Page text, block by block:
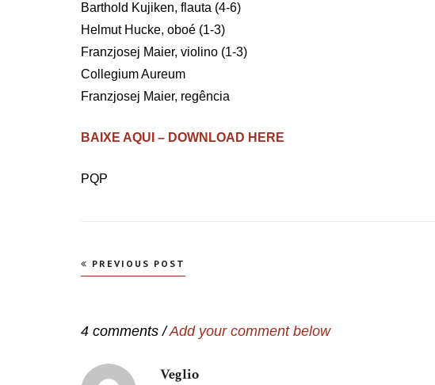
Barthold Kujiken, flauta (4-6)
Helmut Hucke, oboé (1-3)
Franzjosej Maier, violino (1-3)
Collegium Aureum
Franzjosej Maier, regência
BAIXE AQUI – DOWNLOAD HERE
PQP
Navegação
PREVIOUS POST
4 comments /Add your comment below
Veglio